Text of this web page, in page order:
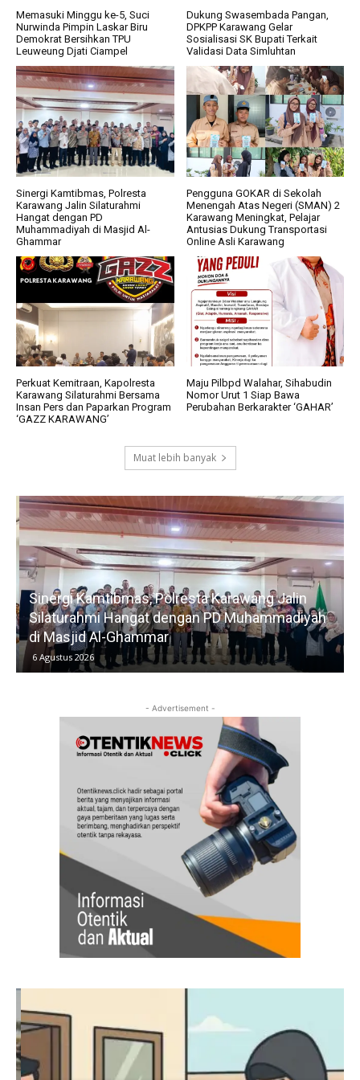
Memasuki Minggu ke-5, Suci
Nurwinda Pimpin Laskar Biru
Demokrat Bersihkan TPU
Leuweung Djati Ciampel
Dukung Swasembada Pangan,
DPKPP Karawang Gelar
Sosialisasi SK Bupati Terkait
Validasi Data Simluhtan
Sinergi Kamtibmas, Polresta
Karawang Jalin Silaturahmi
Hangat dengan PD
Muhammadiyah di Masjid Al-
Ghammar
Pengguna GOKAR di Sekolah
Menengah Atas Negeri (SMAN) 2
Karawang Meningkat, Pelajar
Antusias Dukung Transportasi
Online Asli Karawang
Perkuat Kemitraan, Kapolresta
Karawang Silaturahmi Bersama
Insan Pers dan Paparkan Program
‘GAZZ KARAWANG’
Maju Pilbpd Walahar, Sihabudin
Nomor Urut 1 Siap Bawa
Perubahan Berkarakter ‘GAHAR’
Muat lebih banyak
Sinergi Kamtibmas, Polresta Karawang Jalin
Silaturahmi Hangat dengan PD Muhammadiyah
di Masjid Al-Ghammar
6 Agustus 2026
- Advertisement -